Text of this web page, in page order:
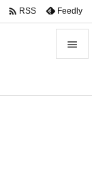

 RSS Feedly